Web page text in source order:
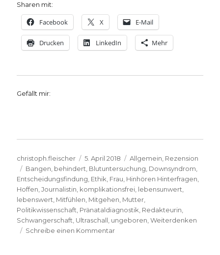
Sharen mit:
Facebook X E-Mail
Drucken LinkedIn Mehr
Gefällt mir:
Autor
christoph.fleischer
Veröffentlicht
am
5. April 2018 Kategorien
Allgemein, Rezension
Schlagwörter
Bangen, behindert, Blutuntersuchung, Downsyndrom,
Entscheidungsfindung, Ethik, Frau, Hinhören Hinterfragen,
Hoffen,Journalistin, komplikationsfrei, lebensunwert,
lebenswert, Mitfühlen, Mitgehen, Mutter,
Politikwissenschaft, Pränataldiagnostik, Redakteurin,
Schwangerschaft, Ultraschall, ungeboren,Weiterdenken
Schreibe einen Kommentarzu